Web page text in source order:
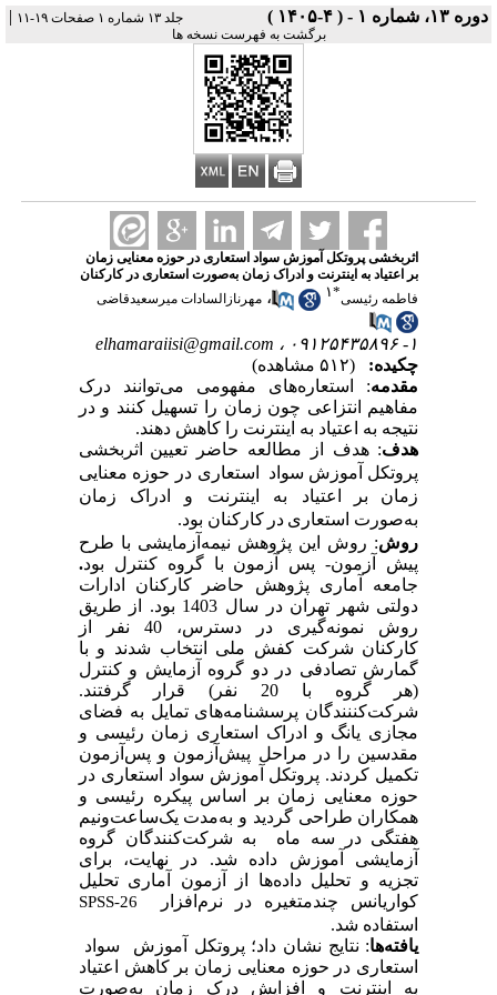
دوره ۱۳، شماره ۱ - ( ۴-۱۴۰۵ ) جلد ۱۳ شماره ۱ صفحات ۱۹-۱۱ |
برگشت به فهرست نسخه ها
اثربخشی پروتکل آموزش سواد استعاری در حوزه معنایی زمان
بر اعتیاد به اینترنت و ادراک زمان به‌صورت استعاری در کارکنان
فاطمه رئیسی*۱ ، مهرنازالسادات میرسعیدقاضی
۱- ۰۹۱۲۵۴۳۵۸۹۶ ،
elhamaraiisi@gmail.com
چکیده:
(۵۱۲ مشاهده)
مقدمه: استعاره‌های مفهومی می‌توانند درک
مفاهیم انتزاعی چون زمان را تسهیل کنند و در
نتیجه به اعتیاد به اینترنت را کاهش دهند.
هدف: هدف از مطالعه حاضر تعیین
اثربخشی
پروتکل آموزش سواد
استعاری در حوزه معنایی
زمان
بر
اعتیاد به اینترنت و ادراک زمان
به‌صورت استعاری در کارکنان بود.
روش: روش این پژوهش نیمه‌آزمایشی با طرح
پیش آزمون- پس آزمون با گروه کنترل بود.
جامعه آماری پژوهش حاضر کارکنان ادارات
دولتی شهر تهران در سال 1403 بود. از طریق
روش نمونه‌گیری در دسترس، 40 نفر از
کارکنان شرکت کفش ملی انتخاب شدند و با
گمارش تصادفی در دو گروه آزمایش و کنترل
(هر گروه با 20 نفر) قرار گرفتند.
شرکت‌کننندگان پرسشنامه‌های تمایل به فضای
مجازی یانگ و ادراک استعاری زمان رئیسی و
مقدسین را در مراحل پیش‌آزمون و پس‌آزمون
تکمیل کردند. پروتکل آموزش سواد استعاری در
حوزه معنایی زمان بر اساس پیکره رئیسی و
همکاران طراحی گردید و به‌مدت یک‌ساعت‌ونیم
هفتگی در سه ماه ‌ به شرکت‌کنندگان گروه
آزمایشی آموزش داده شد.در نهایت، برای
تجزیه و تحلیل داده‌ها از آزمون آماری تحلیل
کواریانس چندمتغیره در نرم‌افزار
SPSS-26
استفاده شد.
یافته‌ها: نتایج نشان داد؛ پروتکل آموزش سواد
استعاری در حوزه معنایی زمان بر کاهش اعتیاد
به اینترنت و افزایش درک زمان به‌صورت